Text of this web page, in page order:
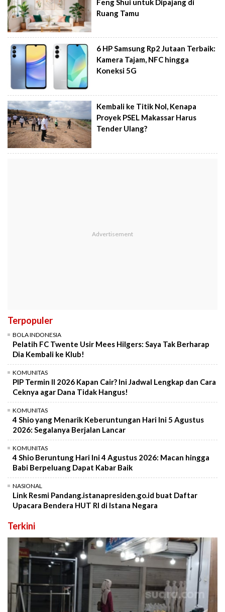
Feng Shui untuk Dipajang di
Ruang Tamu
6 HP Samsung Rp2 Jutaan Terbaik:
Kamera Tajam, NFC hingga
Koneksi 5G
Kembali ke Titik Nol, Kenapa
Proyek PSEL Makassar Harus
Tender Ulang?
Terpopuler
BOLA INDONESIA
Pelatih FC Twente Usir Mees Hilgers: Saya Tak Berharap
Dia Kembali ke Klub!
KOMUNITAS
PIP Termin II 2026 Kapan Cair? Ini Jadwal Lengkap dan Cara
Ceknya agar Dana Tidak Hangus!
KOMUNITAS
4 Shio yang Menarik Keberuntungan Hari Ini 5 Agustus
2026: Segalanya Berjalan Lancar
KOMUNITAS
4 Shio Beruntung Hari Ini 4 Agustus 2026: Macan hingga
Babi Berpeluang Dapat Kabar Baik
NASIONAL
Link Resmi Pandang.istanapresiden.go.id buat Daftar
Upacara Bendera HUT RI di Istana Negara
Terkini